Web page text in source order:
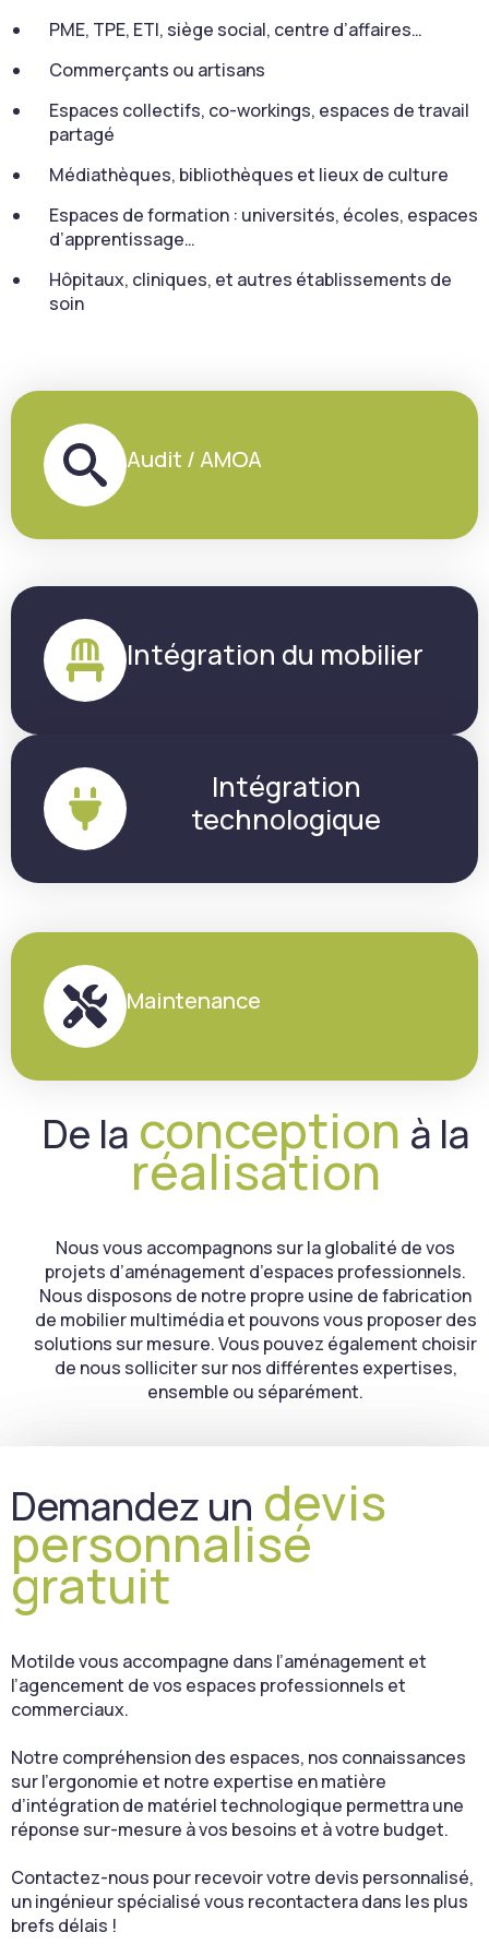
PME, TPE, ETI, siège social, centre d’affaires…
Commerçants ou artisans
Espaces collectifs, co-workings, espaces de travail
partagé
Médiathèques, bibliothèques et lieux de culture
Espaces de formation : universités, écoles, espaces
d’apprentissage…
Hôpitaux, cliniques, et autres établissements de
soin
Audit / AMOA
Intégration du mobilier
Intégration
technologique
Maintenance
De la conception à la
réalisation
Nous vous accompagnons sur la globalité de vos
projets d’aménagement d’espaces professionnels.
Nous disposons de notre propre usine de fabrication
de mobilier multimédia et pouvons vous proposer des
solutions sur mesure. Vous pouvez également choisir
de nous solliciter sur nos différentes expertises,
ensemble ou séparément.
Demandez un devis
personnalisé
gratuit
Motilde vous accompagne dans l’aménagement et
l’agencement de vos espaces professionnels et
commerciaux.
Notre compréhension des espaces, nos connaissances
sur l’ergonomie et notre expertise en matière
d’intégration de matériel technologique permettra une
réponse sur-mesure à vos besoins et à votre budget.
Contactez-nous pour recevoir votre devis personnalisé,
un ingénieur spécialisé vous recontactera dans les plus
brefs délais !